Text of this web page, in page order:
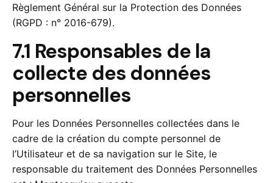
Règlement Général sur la Protection des Données
(RGPD : n° 2016-679).
7.1 Responsables de la
collecte des données
personnelles
Pour les Données Personnelles collectées dans le
cadre de la création du compte personnel de
l’Utilisateur et de sa navigation sur le Site, le
responsable du traitement des Données Personnelles